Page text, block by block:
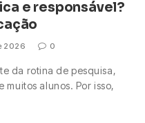
e responsável?
2026 0
da rotina de pesquisa,
alunos. Por isso,